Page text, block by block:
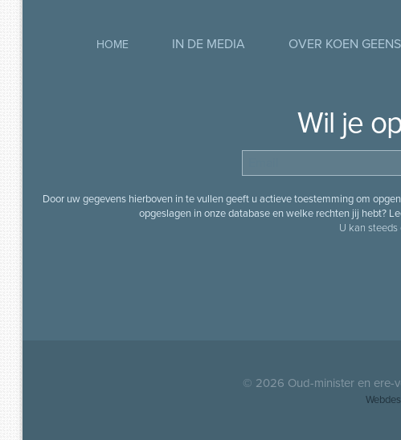
HOME IN DE MEDIA OVER KOEN GEENS
Wil je
Door uw gegevens hierboven in te vullen geeft u actieve toestemming om
opgeslagen in onze database en welke rechten jij hebt?
U kan
© 2026 Oud-minister en